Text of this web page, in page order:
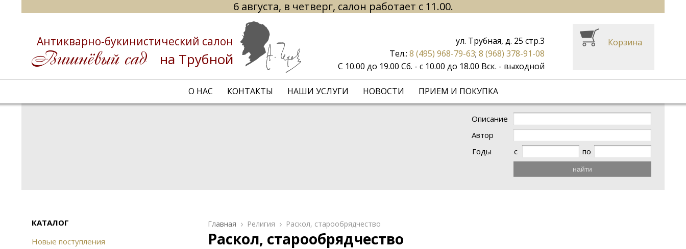
6 августа, в четверг, салон работает с 11.00.
Антикварно-букинистический салон
на Трубной
О НАС КОНТАКТЫ НАШИ УСЛУГИ НОВОСТИ ПРИЕМ И ПОКУПКА
ул. Трубная, д. 25 стр.3
Тел.: 8 (495) 968-79-63; 8 (968) 378-91-08
С 10.00 до 19.00 Сб. - с 10.00 до 18.00 Вск. - выходной
Корзина
Описание
Автор
Годы
с по
найти
КАТАЛОГ
Новые поступления
Главная Религия Раскол, старообрядчество
Раскол, старообрядчество